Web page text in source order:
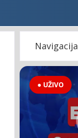
Navigacija
● UŽIVO